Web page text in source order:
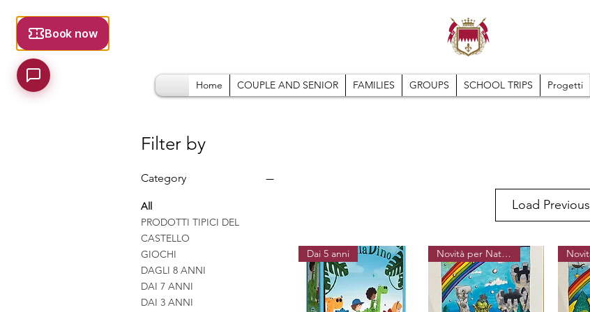
Home COUPLE AND SENIOR FAMILIES GROUPS SCHOOL TRIPS Progetti
Filter by
Category
All
PRODOTTI TIPICI DEL
CASTELLO
GIOCHI
DAGLI 8 ANNI
DAI 7 ANNI
DAI 3 ANNI
Load Previous
Dai 5 anni Novità per Natale